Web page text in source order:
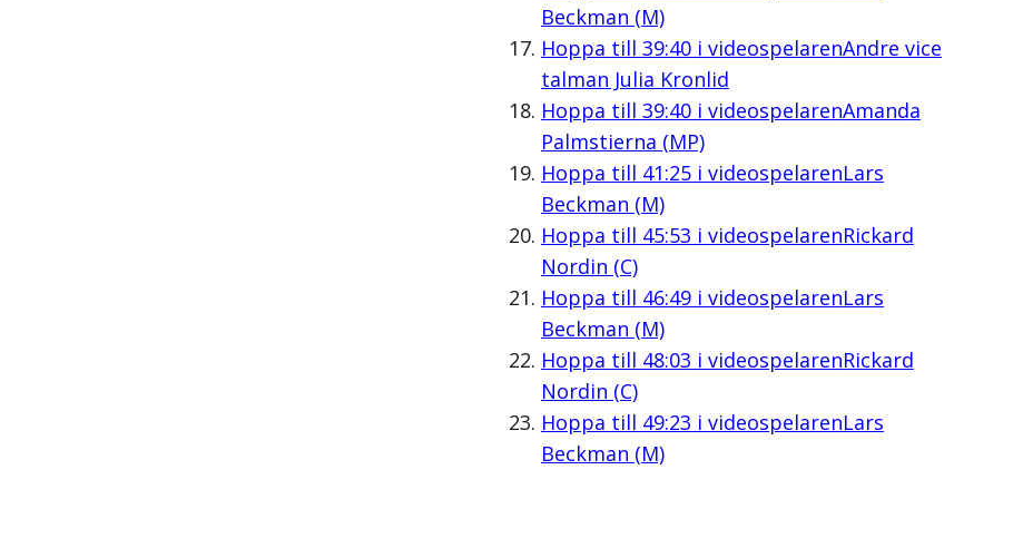
Beckman (M)
Hoppa till 39:40i videospelarenAndre vice
talman Julia Kronlid
Hoppa till 39:40i videospelarenAmanda
Palmstierna (MP)
Hoppa till 41:25i videospelarenLars
Beckman (M)
Hoppa till 45:53 i videospelarenRickard
Nordin (C)
Hoppa till 46:49i videospelarenLars
Beckman (M)
Hoppa till 48:03 i videospelarenRickard
Nordin (C)
Hoppa till 49:23 i videospelarenLars
Beckman (M)